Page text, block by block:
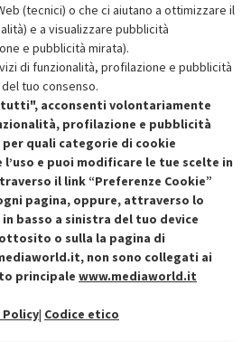
RICONDIZIONATI
del 30% sul prodotto ricondizionato.
Recedere dal contratto qui
(tecnici) o che ci aiutano a ottimizzare il
e a visualizzare pubblicità
e pubblicità mirata).
di funzionalità, profilazione e pubblicità
tuo consenso.
tutti", acconsenti volontariamente
profilazione e pubblicità
quali categorie di cookie
e puoi modificare le tue scelte in
il link “Preferenze Cookie”
pagina, oppure, attraverso lo
basso a sinistra del tuo device
o sulla la pagina di
non sono collegati ai
principale www.mediaworld.it
Policy| Codice etico